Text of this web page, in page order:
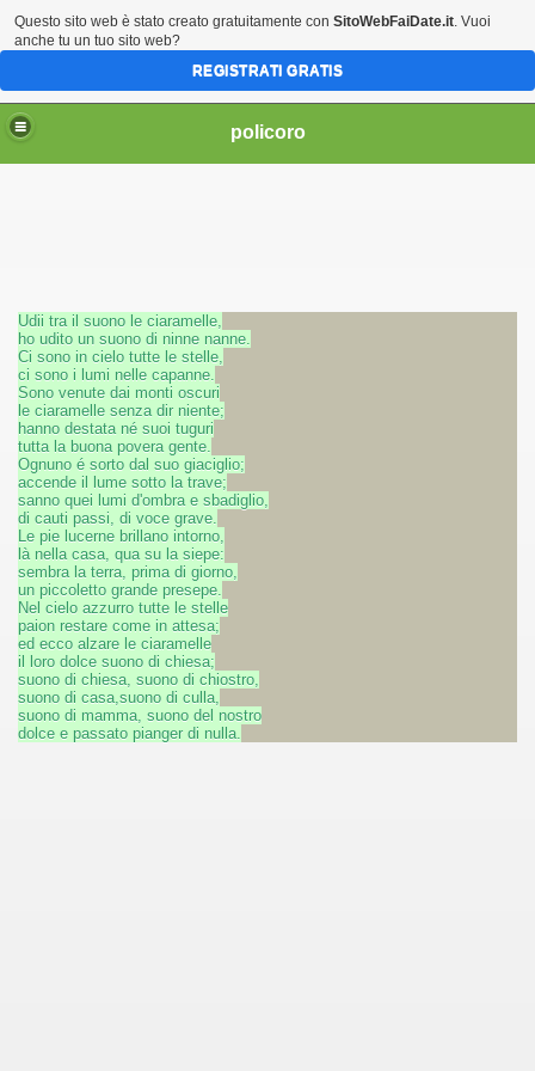
policoro
Udii tra il suono le ciaramelle,
ho udito un suono di ninne nanne.
Ci sono in cielo tutte le stelle,
ci sono i lumi nelle capanne.
Sono venute dai monti oscuri
le ciaramelle senza dir niente;
hanno destata né suoi tuguri
tutta la buona povera gente.
Ognuno é sorto dal suo giaciglio;
accende il lume sotto la trave;
sanno quei lumi d'ombra e sbadiglio,
di cauti passi, di voce grave.
Le pie lucerne brillano intorno,
là nella casa, qua su la siepe:
sembra la terra, prima di giorno,
un piccoletto grande presepe.
Nel cielo azzurro tutte le stelle
paion restare come in attesa;
ed ecco alzare le ciaramelle
il loro dolce suono di chiesa;
suono di chiesa, suono di chiostro,
suono di casa,suono di culla,
suono di mamma, suono del nostro
dolce e passato pianger di nulla.
Questo sito web è stato creato gratuitamente con SitoWebFaiDate.it. Vuoi
anche tu un tuo sito web?
REGISTRATI GRATIS